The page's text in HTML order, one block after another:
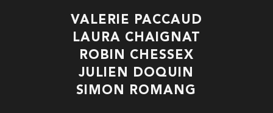
VALERIE PACCAUD
LAURA CHAIGNAT
ROBIN CHESSEX
JULIEN DOQUIN
SIMON ROMANG